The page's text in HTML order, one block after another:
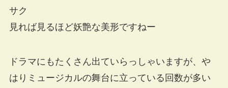
サク
見れば見るほど妖艶な美形ですねー
ドラマにもたくさん出ていらっしゃいますが、や
はりミュージカルの舞台に立っている回数が多い